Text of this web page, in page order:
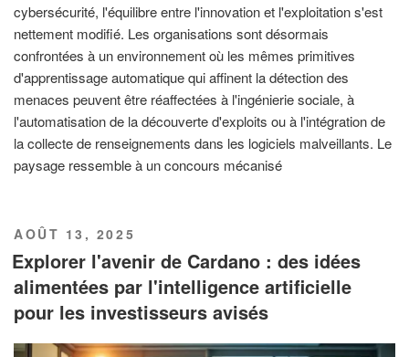
cybersécurité, l'équilibre entre l'innovation et l'exploitation s'est
nettement modifié. Les organisations sont désormais
confrontées à un environnement où les mêmes primitives
d'apprentissage automatique qui affinent la détection des
menaces peuvent être réaffectées à l'ingénierie sociale, à
l'automatisation de la découverte d'exploits ou à l'intégration de
la collecte de renseignements dans les logiciels malveillants. Le
paysage ressemble à un concours mécanisé
PUBLIÉ
LE
AOÛT 13, 2025
Explorer l'avenir de Cardano : des idées
alimentées par l'intelligence artificielle
pour les investisseurs avisés